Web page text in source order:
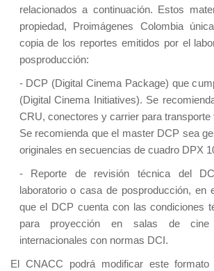
relacionados a continuación. Estos
propiedad, Proimágenes Colombia
copia de los reportes emitidos por el
posproducción:
- DCP (Digital Cinema Package) que
(Digital Cinema Initiatives). Se
CRU, conectores y carrier para transporte
Se recomienda que el master DCP sea
originales en secuencias de cuadro DPX
- Reporte de revisión técnica del
laboratorio o casa de posproducción, en
que el DCP cuenta con las condiciones
para proyección en salas de cine
internacionales con normas DCI.
El CNACC podrá modificar este